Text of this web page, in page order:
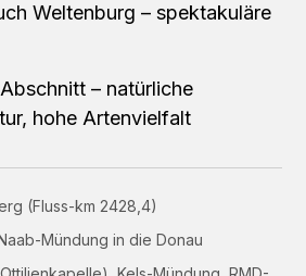
Weltenburg – spektakuläre
– natürliche
hohe Artenvielfalt
(Fluss-km 2428,4)
Mündung in die Donau